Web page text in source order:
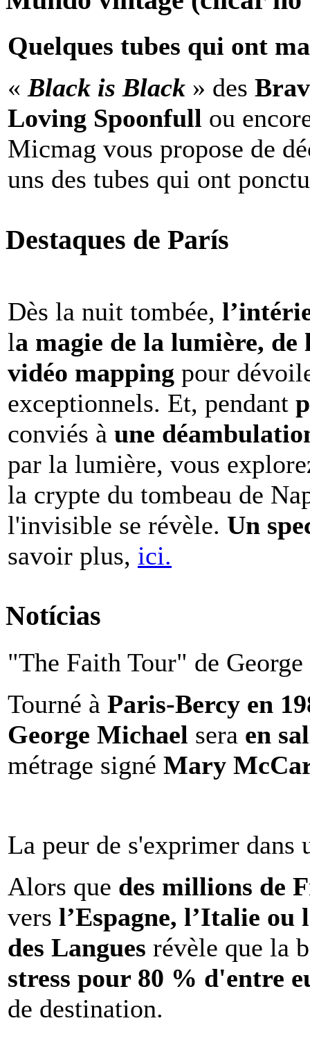
Quelques tubes qui ont
« Black is Black » des
Loving Spoonfull ou
Micmag vous propose de
uns des tubes qui ont
Destaques de París
Dès la nuit tombée,
la magie de la lumière,
vidéo mapping pour
exceptionnels. Et, pendant
conviés à une
par la lumière, vous
la crypte du tombeau de
l'invisible se révèle. Un
savoir plus, ici.
Notícias
"The Faith Tour" de
Tourné à Paris-Bercy en
George Michael sera en
métrage signé Mary
La peur de s'exprimer dans
Alors que des millions de
vers l’Espagne, l’Italie ou
des Langues révèle que la
stress pour 80 % d'entre
de destination.